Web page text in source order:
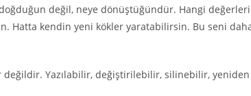
değil, neye dönüştüğündür. Hangi değerleri
Hatta kendin yeni kökler yaratabilirsin. Bu seni
değildir. Yazılabilir, değiştirilebilir, silinebilir, yeniden